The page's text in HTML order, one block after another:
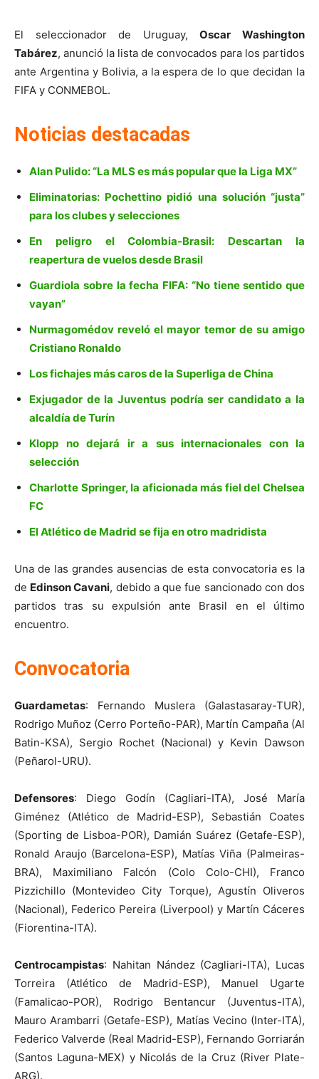
El seleccionador de Uruguay,Oscar Washington
Tabárez, anunció la lista de convocados para los partidos
ante Argentina y Bolivia, a la espera de lo que decidan la
FIFA y CONMEBOL.
Noticias destacadas
Alan Pulido: “La MLS es más popular que la Liga MX”
Eliminatorias: Pochettino pidió una solución “justa”
para los clubes y selecciones
En peligro el Colombia-Brasil: Descartan la
reapertura de vuelos desde Brasil
Guardiola sobre la fecha FIFA: “No tiene sentido que
vayan”
Nurmagomédov reveló el mayor temor de su amigo
Cristiano Ronaldo
Los fichajes más caros de la Superliga de China
Exjugador de la Juventus podría ser candidato a la
alcaldía de Turín
Klopp no dejará ir a sus internacionales con la
selección
Charlotte Springer, la aficionada más fiel del Chelsea
FC
El Atlético de Madrid se fija en otro madridista
Una de las grandes ausencias de esta convocatoria es la
de Edinson Cavani, debido a que fue sancionado con dos
partidos tras su expulsión ante Brasil en el último
encuentro.
Convocatoria
Guardametas: Fernando Muslera (Galastasaray-TUR),
Rodrigo Muñoz (Cerro Porteño-PAR), Martín Campaña (Al
Batin-KSA), Sergio Rochet (Nacional) y Kevin Dawson
(Peñarol-URU).
Defensores: Diego Godín (Cagliari-ITA), José María
Giménez (Atlético de Madrid-ESP), Sebastián Coates
(Sporting de Lisboa-POR), Damián Suárez (Getafe-ESP),
Ronald Araujo (Barcelona-ESP), Matías Viña (Palmeiras-
BRA), Maximiliano Falcón (Colo Colo-CHI), Franco
Pizzichillo (Montevideo City Torque), Agustín Oliveros
(Nacional), Federico Pereira (Liverpool) y Martín Cáceres
(Fiorentina-ITA).
Centrocampistas: Nahitan Nández (Cagliari-ITA), Lucas
Torreira (Atlético de Madrid-ESP), Manuel Ugarte
(Famalicao-POR), Rodrigo Bentancur (Juventus-ITA),
Mauro Arambarri (Getafe-ESP), Matías Vecino (Inter-ITA),
Federico Valverde (Real Madrid-ESP), Fernando Gorriarán
(Santos Laguna-MEX) y Nicolás de la Cruz (River Plate-
ARG).